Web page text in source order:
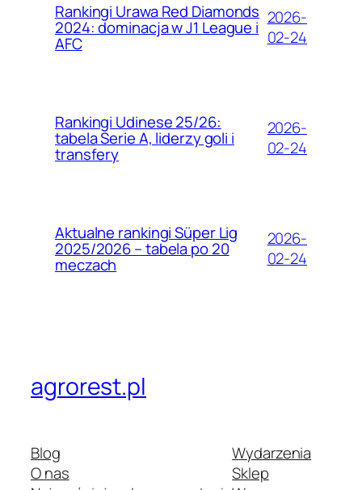
Rankingi Urawa Red Diamonds
2024: dominacja w J1 League i
AFC
2026-
02-24
Rankingi Udinese 25/26:
tabela Serie A, liderzy goli i
transfery
2026-
02-24
Aktualne rankingi Süper Lig
2025/2026 – tabela po 20
meczach
2026-
02-24
agrorest.pl
Blog
O nas
Wydarzenia
Sklep